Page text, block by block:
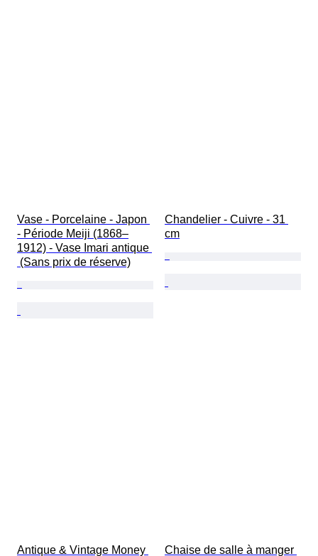
Vase - Porcelaine - Japon
- Période Meiji (1868–
1912) - Vase Imari antique
(Sans prix de réserve)
Chandelier - Cuivre - 31
cm
Antique & Vintage Money Chaise de salle à manger